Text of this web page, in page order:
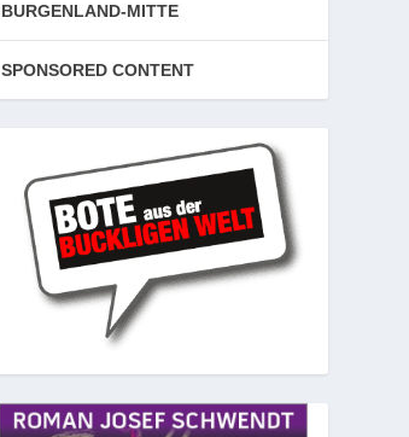
BURGENLAND-MITTE
SPONSORED CONTENT